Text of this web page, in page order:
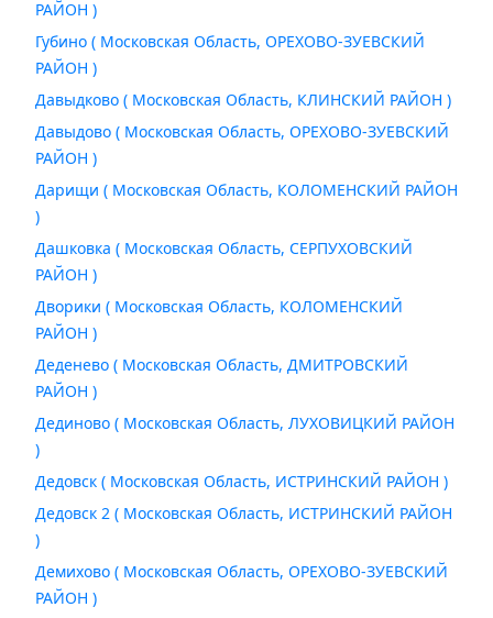
РАЙОН )
Губино ( Московская Область, ОРЕХОВО-ЗУЕВСКИЙ
РАЙОН )
Давыдково ( Московская Область, КЛИНСКИЙ РАЙОН )
Давыдово ( Московская Область, ОРЕХОВО-ЗУЕВСКИЙ
РАЙОН )
Дарищи ( Московская Область, КОЛОМЕНСКИЙ РАЙОН
)
Дашковка ( Московская Область, СЕРПУХОВСКИЙ
РАЙОН )
Дворики ( Московская Область, КОЛОМЕНСКИЙ
РАЙОН )
Деденево ( Московская Область, ДМИТРОВСКИЙ
РАЙОН )
Дединово ( Московская Область, ЛУХОВИЦКИЙ РАЙОН
)
Дедовск ( Московская Область, ИСТРИНСКИЙ РАЙОН )
Дедовск 2 ( Московская Область, ИСТРИНСКИЙ РАЙОН
)
Демихово ( Московская Область, ОРЕХОВО-ЗУЕВСКИЙ
РАЙОН )